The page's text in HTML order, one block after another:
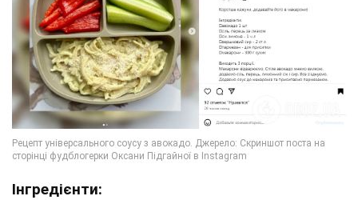
Інгредієнти: